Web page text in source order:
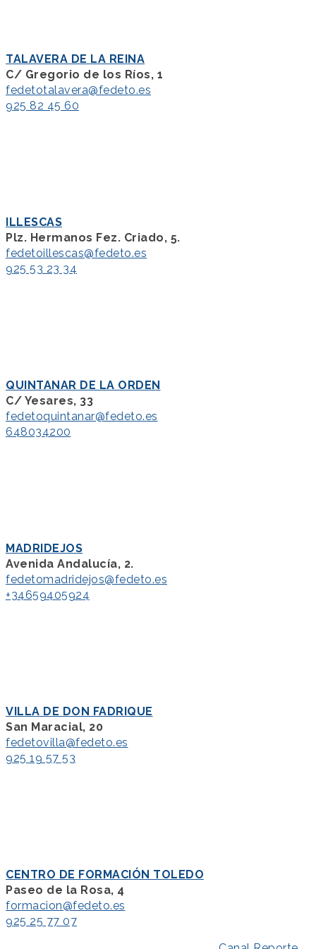
TALAVERA DE LA REINA
C/ Gregorio de los Ríos, 1
fedetotalavera@fedeto.es
925 82 45 60
ILLESCAS
Plz. Hermanos Fez. Criado, 5.
fedetoillescas@fedeto.es
925 53 23 34
QUINTANAR DE LA ORDEN
C/ Yesares, 33
fedetoquintanar@fedeto.es
648034200
MADRIDEJOS
Avenida Andalucía, 2.
fedetomadridejos@fedeto.es
+34659405924
VILLA DE DON FADRIQUE
San Maracial, 20
fedetovilla@fedeto.es
925 19 57 53
CENTRO DE FORMACIÓN TOLEDO
Paseo de la Rosa, 4
formacion@fedeto.es
925 25 77 07